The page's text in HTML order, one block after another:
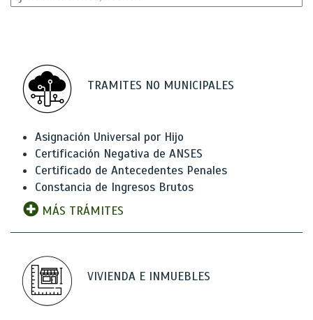
TRAMITES NO MUNICIPALES
Asignación Universal por Hijo
Certificación Negativa de ANSES
Certificado de Antecedentes Penales
Constancia de Ingresos Brutos
MÁS TRÁMITES
VIVIENDA E INMUEBLES